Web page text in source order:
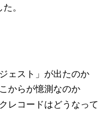
。
ェスト」が出たのか
からが憶測なのか
レコードはどうなって